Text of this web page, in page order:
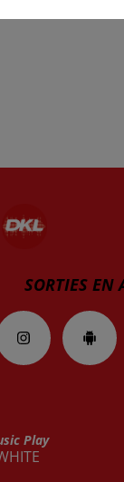
SORTIES EN
Play